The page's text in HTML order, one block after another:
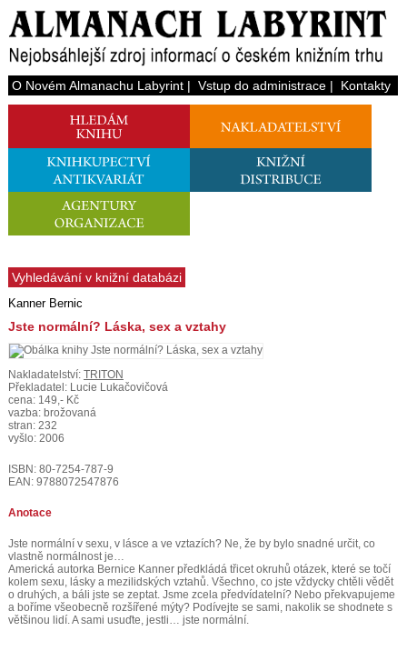
O Novém Almanachu Labyrint| Vstup do administrace| Kontakty
Vyhledávání v knižní databázi
Kanner Bernic
Jste normální? Láska, sex a vztahy
Nakladatelství: TRITON
Překladatel: Lucie Lukačovičová
cena: 149,- Kč
vazba: brožovaná
stran: 232
vyšlo: 2006
ISBN: 80-7254-787-9
EAN: 9788072547876
Anotace
Jste normální v sexu, v lásce a ve vztazích? Ne, že by bylo snadné určit, co
vlastně normálnost je…
Americká autorka Bernice Kanner předkládá třicet okruhů otázek, které se točí
kolem sexu, lásky a mezilidských vztahů. Všechno, co jste vždycky chtěli vědět
o druhých, a báli jste se zeptat. Jsme zcela předvídatelní? Nebo překvapujeme
a boříme všeobecně rozšířené mýty? Podívejte se sami, nakolik se shodnete s
většinou lidí. A sami usuďte, jestli… jste normální.